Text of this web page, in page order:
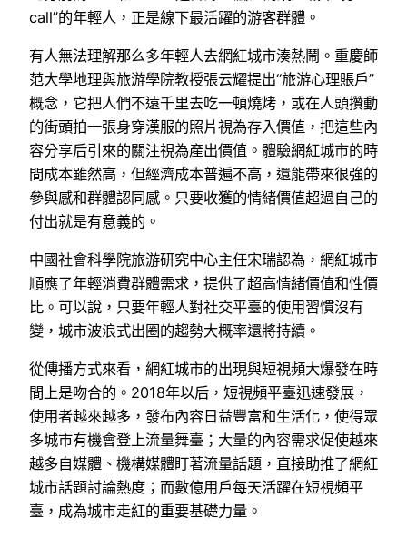
call”的年輕人，正是線下最活躍的游客群體。
有人無法理解那么多年輕人去網紅城市湊熱鬧。重慶師
范大學地理與旅游學院教授張云耀提出“旅游心理賬戶”
概念，它把人們不遠千里去吃一頓燒烤，或在人頭攢動
的街頭拍一張身穿漢服的照片視為存入價值，把這些內
容分享后引來的關注視為產出價值。體驗網紅城市的時
間成本雖然高，但經濟成本普遍不高，還能帶來很強的
參與感和群體認同感。只要收獲的情緒價值超過自己的
付出就是有意義的。
中國社會科學院旅游研究中心主任宋瑞認為，網紅城市
順應了年輕消費群體需求，提供了超高情緒價值和性價
比。可以說，只要年輕人對社交平臺的使用習慣沒有
變，城市波浪式出圈的趨勢大概率還將持續。
從傳播方式來看，網紅城市的出現與短視頻大爆發在時
間上是吻合的。2018年以后，短視頻平臺迅速發展，
使用者越來越多，發布內容日益豐富和生活化，使得眾
多城市有機會登上流量舞臺；大量的內容需求促使越來
越多自媒體、機構媒體盯著流量話題，直接助推了網紅
城市話題討論熱度；而數億用戶每天活躍在短視頻平
臺，成為城市走紅的重要基礎力量。